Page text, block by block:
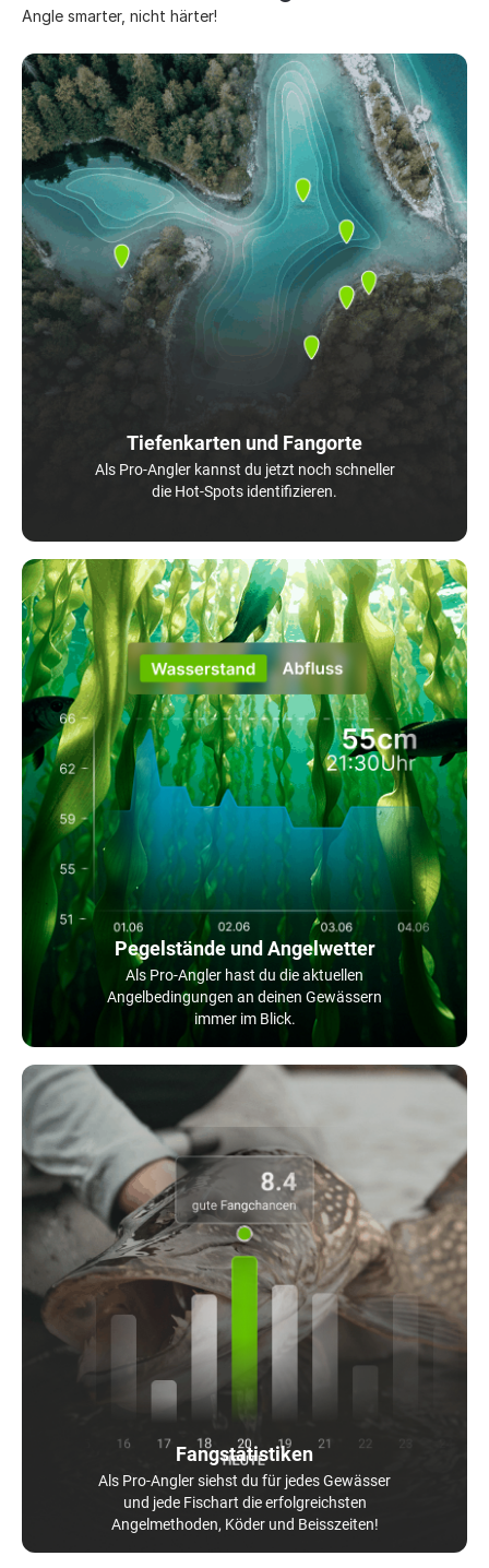
Angle smarter, nicht härter!
Tiefenkarten und Fangorte
Als Pro-Angler kannst du jetzt noch schneller
die Hot-Spots identifizieren.
Pegelstände und Angelwetter
Als Pro-Angler hast du die aktuellen
Angelbedingungen an deinen Gewässern
immer im Blick.
Fangstatistiken
Als Pro-Angler siehst du für jedes Gewässer
und jede Fischart die erfolgreichsten
Angelmethoden, Köder und Beisszeiten!